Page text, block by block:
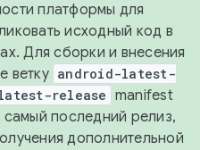
платформы для
исходный код в
Для сборки и внесения
ветку android-latest-
release manifest
самый последний релиз,
дополнительной